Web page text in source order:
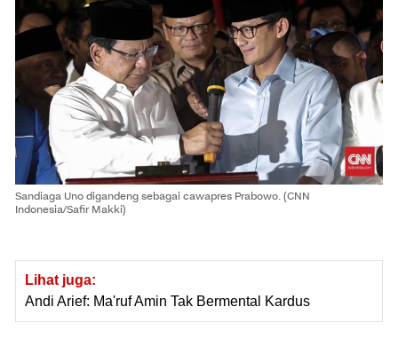
Sandiaga Uno digandeng sebagai cawapres Prabowo. (CNN
Indonesia/Safir Makki)
Lihat juga:
Andi Arief: Ma'ruf Amin Tak Bermental Kardus